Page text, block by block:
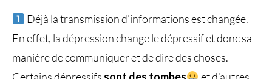
Déjà la transmission d’informations est changée.
En effet, la dépression change le dépressif et donc sa
manière de communiquer et de dire des choses.